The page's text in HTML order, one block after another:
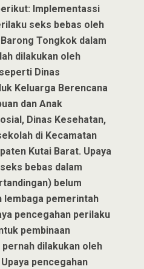
Implementassi
seks bebas oleh
Tongkok dalam
dilakukan oleh
Dinas
Keluarga Berencana
dan Anak
Dinas Kesehatan,
di Kecamatan
Kutai Barat. Upaya
bebas dalam
belum
lembaga pemerintah
pencegahan perilaku
pembinaan
dilakukan oleh
pencegahan